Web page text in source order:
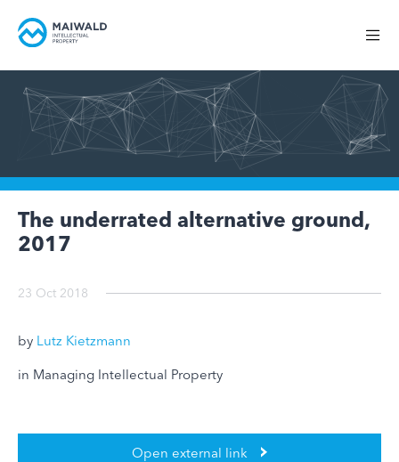
The underrated alternative ground,
2017
23 Oct 2018
by Lutz Kietzmann
in Managing Intellectual Property
Open external link